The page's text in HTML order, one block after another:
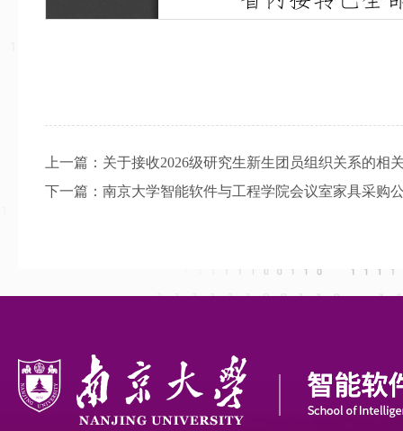
上一篇： 关于接收2026级研究生新生团员组织关系的相
下一篇： 南京大学智能软件与工程学院会议室家具采购